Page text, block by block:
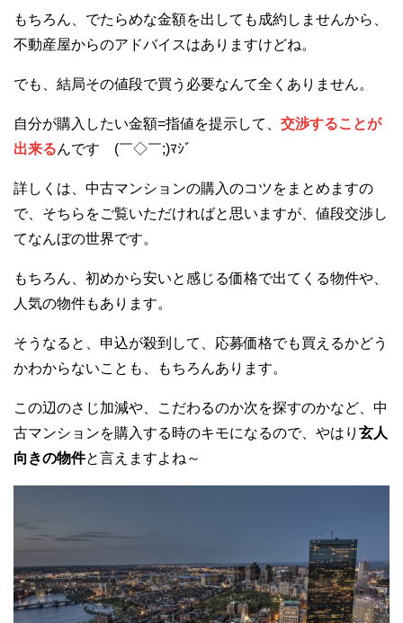
もちろん、でたらめな金額を出しても成約しませんから、
不動産屋からのアドバイスはありますけどね。
でも、結局その値段で買う必要なんて全くありません。
自分が購入したい金額=指値を提示して、 交渉することが
出来るんです (￣◇￣;)ﾏｼﾞ
詳しくは、中古マンションの購入のコツをまとめますの
で、そちらをご覧いただければと思いますが、値段交渉し
てなんぼの世界です。
もちろん、初めから安いと感じる価格で出てくる物件や、
人気の物件もあります。
そうなると、申込が殺到して、応募価格でも買えるかどう
かわからないことも、もちろんあります。
この辺のさじ加減や、こだわるのか次を探すのかなど、中
古マンションを購入する時のキモになるので、やはり 玄人
向きの物件と言えますよね～